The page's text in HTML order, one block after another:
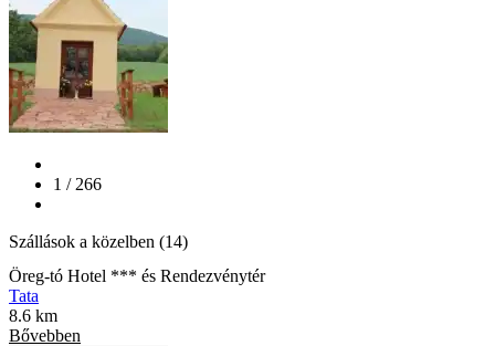
1 / 266
Szállások a közelben (14)
Öreg-tó Hotel *** és Rendezvénytér
Tata
8.6 km
Bővebben